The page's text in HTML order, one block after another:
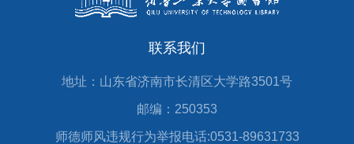
联系我们
地址：山东省济南市长清区大学路3501号
邮编：250353
师德师风违规行为举报电话:0531-89631733